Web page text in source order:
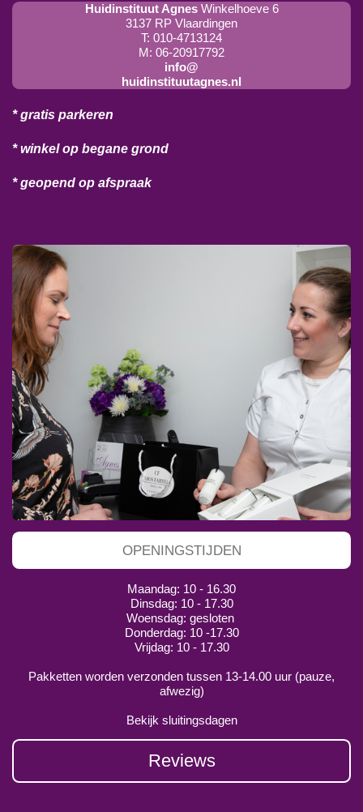
Huidinstituut Agnes Winkelhoeve 6
3137 RP Vlaardingen
T: 010-4713124
M: 06-20917792
info@
huidinstituutagnes.nl
* gratis parkeren
* winkel op begane grond
* geopend op afspraak
OPENINGSTIJDEN
Maandag: 10 - 16.30
Dinsdag: 10 - 17.30
Woensdag: gesloten
Donderdag: 10 -17.30
Vrijdag: 10 - 17.30
Pakketten worden verzonden tussen 13-14.00 uur (pauze,
afwezig)
Bekijk sluitingsdagen
Reviews